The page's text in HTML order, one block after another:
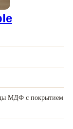
МДФ с покрытием